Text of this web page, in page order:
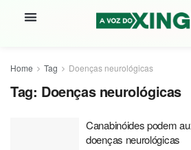
Home Tag Doenças neurológicas
Tag: Doenças neurológicas
Canabinóides podem
doenças neurológicas